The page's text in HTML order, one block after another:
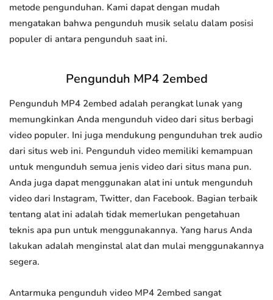
metode pengunduhan. Kami dapat dengan mudah
mengatakan bahwa pengunduh musik selalu dalam posisi
populer di antara pengunduh saat ini.
Pengunduh MP4 2embed
Pengunduh MP4 2embed adalah perangkat lunak yang
memungkinkan Anda mengunduh video dari situs berbagi
video populer. Ini juga mendukung pengunduhan trek audio
dari situs web ini. Pengunduh video memiliki kemampuan
untuk mengunduh semua jenis video dari situs mana pun.
Anda juga dapat menggunakan alat ini untuk mengunduh
video dari Instagram, Twitter, dan Facebook. Bagian terbaik
tentang alat ini adalah tidak memerlukan pengetahuan
teknis apa pun untuk menggunakannya. Yang harus Anda
lakukan adalah menginstal alat dan mulai menggunakannya
segera.
Antarmuka pengunduh video MP4 2embed sangat